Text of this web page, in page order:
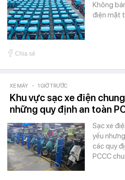
Không
điện mặt
Chia sẻ
XE MÁY - 1 GIỜ TRƯỚC
Khu vực sạc xe điện
những quy định an toàn
Sạc xe
yếu
các quy
PCCC